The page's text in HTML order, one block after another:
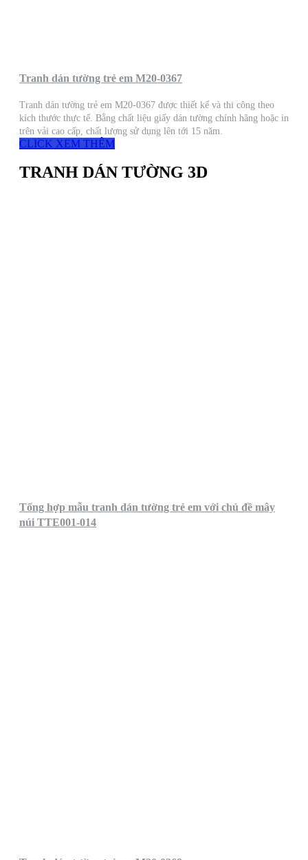
Tranh dán tường trẻ em M20-0367
Tranh dán tường trẻ em M20-0367 được thiết kế và thi công theo
kích thước thực tế. Bằng chất liệu giấy dán tường chính hãng hoặc in
trên vải cao cấp, chất lượng sử dụng lên tới 15 năm.
CLICK XEM THÊM
TRANH DÁN TƯỜNG 3D
Tổng hợp mẫu tranh dán tường trẻ em với chủ đề mây
núi TTE001-014